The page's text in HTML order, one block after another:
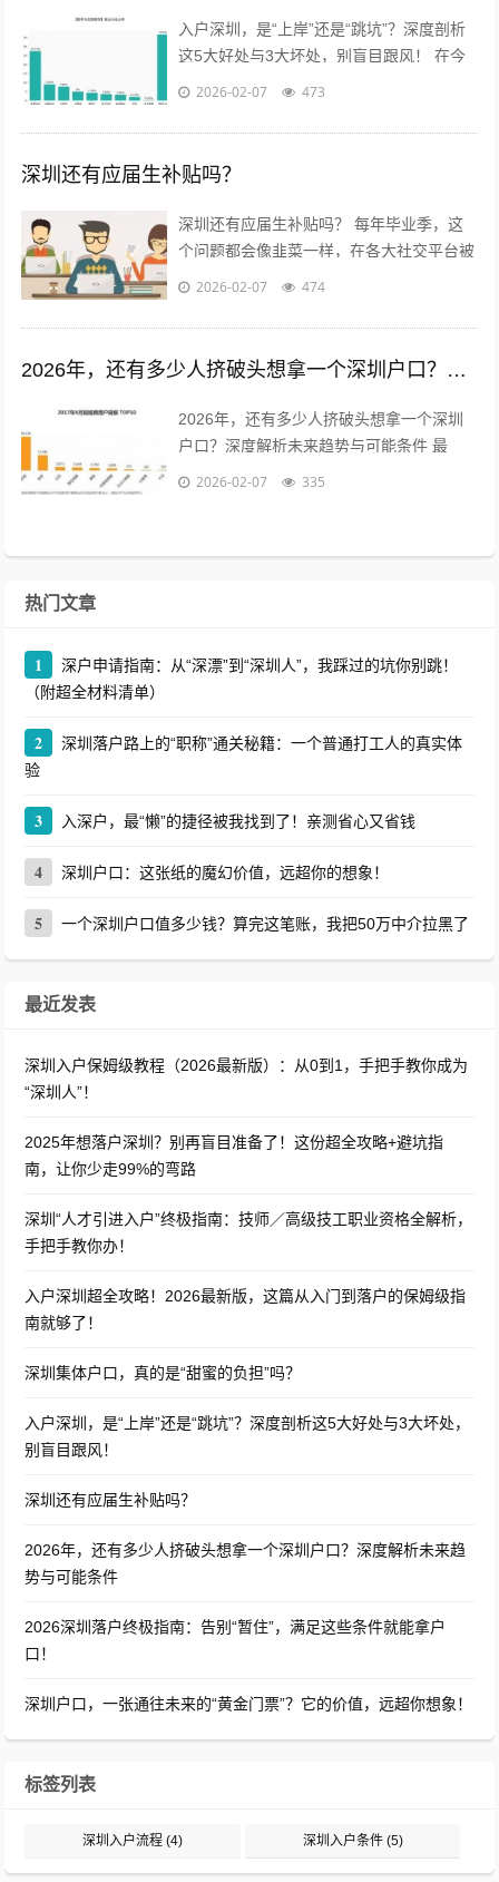
入户深圳，是“上岸”还是“跳坑”？深度剖析
这5大好处与3大坏处，别盲目跟风！ 在今
天的职场圈和社交网络里，“搞钱”和“搞户
2026-02-07 473
深圳还有应届生补贴吗？
深圳还有应届生补贴吗？ 每年毕业季，这
个问题都会像韭菜一样，在各大社交平台被
割了又长，长了又割。作为一个在深圳摸爬
2026-02-07 474
2026年，还有多少人挤破头想拿一个深圳户口？深度解析未来趋势与可能条件
2026年，还有多少人挤破头想拿一个深圳
户口？深度解析未来趋势与可能条件 最
近，后台总有粉丝私信我，问得最多的一个
2026-02-07 335
热门文章
1
深户申请指南：从“深漂”到“深圳人”，我踩过的坑你别跳！
（附超全材料清单）
2
深圳落户路上的“职称”通关秘籍：一个普通打工人的真实体
验
3 入深户，最“懒”的捷径被我找到了！亲测省心又省钱
4 深圳户口：这张纸的魔幻价值，远超你的想象！
5 一个深圳户口值多少钱？算完这笔账，我把50万中介拉黑了
最近发表
深圳入户保姆级教程（2026最新版）：从0到1，手把手教你成为
“深圳人”！
2025年想落户深圳？别再盲目准备了！这份超全攻略+避坑指
南，让你少走99%的弯路
深圳“人才引进入户”终极指南：技师／高级技工职业资格全解析，
手把手教你办！
入户深圳超全攻略！2026最新版，这篇从入门到落户的保姆级指
南就够了！
深圳集体户口，真的是“甜蜜的负担”吗？
入户深圳，是“上岸”还是“跳坑”？深度剖析这5大好处与3大坏处，
别盲目跟风！
深圳还有应届生补贴吗？
2026年，还有多少人挤破头想拿一个深圳户口？深度解析未来趋
势与可能条件
2026深圳落户终极指南：告别“暂住”，满足这些条件就能拿户
口！
深圳户口，一张通往未来的“黄金门票”？它的价值，远超你想象！
标签列表
深圳入户流程 (4) 深圳入户条件(5)